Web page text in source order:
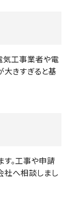
気工事業者や電
きすぎると基
。工事や申請
社へ相談しまし